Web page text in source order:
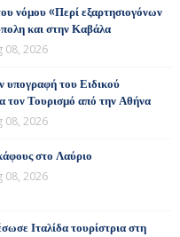
νόμου «Περί εξαρτησιογόνων
και στην Καβάλα
08, 2026
υπογραφή του Ειδικού
τον Τουρισμό από την Αθήνα
08, 2026
στο Λαύριο
08, 2026
Ιταλίδα τουρίστρια στη